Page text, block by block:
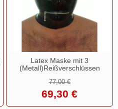
Latex Maske mit 3
(Metall)Reißverschlüssen
77,00 €
69,30 €